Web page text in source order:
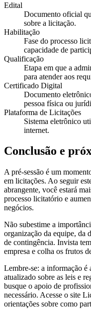
Edital
Documento oficial
sobre a licitação.
Habilitação
Fase do processo
capacidade de
Qualificação
Etapa em que a
para atender aos
Certificado Digital
Documento
pessoa física ou
Plataforma de Licitações
Sistema eletrônico
internet.
Conclusão e
A pré-sessão é um
em licitações. Ao seguir
abrangente, você estará
processo licitatório e
negócios.
Não subestime a
organização da equipe, da
de contingência. Invista
empresa e colha os frutos
Lembre-se: a informação é
atualizado sobre as leis e
busque o apoio de
necessário. Acesse o site
orientações sobre como